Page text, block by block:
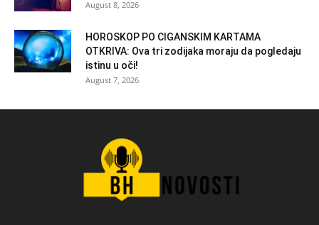
August 8, 2026
HOROSKOP PO CIGANSKIM KARTAMA
OTKRIVA: Ova tri zodijaka moraju da pogledaju
istinu u oči!
August 7, 2026